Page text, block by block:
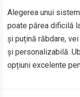
Alegerea unui
poate părea dificilă
și puțină răbdare,
și personalizabilă.
opțiuni excelente